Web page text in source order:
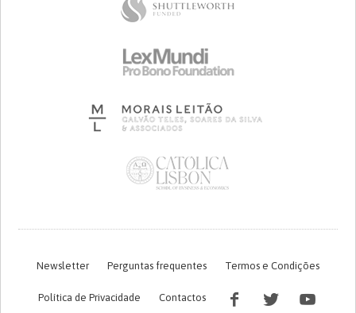
Newsletter Perguntas frequentes Termos e Condições
Política de Privacidade Contactos